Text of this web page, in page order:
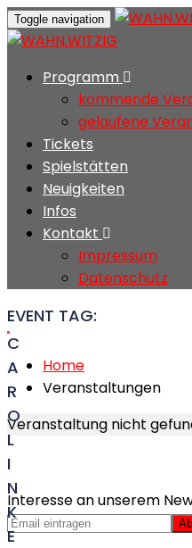
Toggle navigation
Programm
kommende
gelaufene
Tickets
Spielstätten
Neuigkeiten
Infos
Kontakt
Impressum
Datenschutz
EVENT TAG:
C
A
R
O
L
I
N
K
E
Home
Veranstaltungen
Veranstaltung nicht
Interesse an unserem